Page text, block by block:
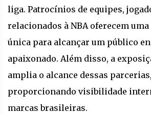
liga. Patrocínios de equipes,
relacionados à NBA oferecem
única para alcançar um público
apaixonado. Além disso, a
amplia o alcance dessas parcerias,
proporcionando visibilidade
marcas brasileiras.